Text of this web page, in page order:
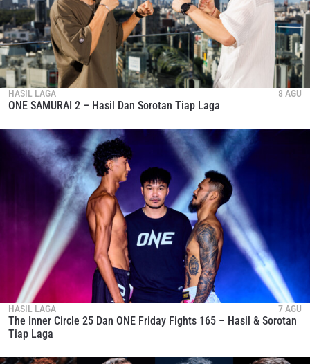
HASIL LAGA 8 AGU
ONE SAMURAI 2 – Hasil Dan Sorotan Tiap Laga
HASIL LAGA 7 AGU
The Inner Circle 25 Dan ONE Friday Fights 165 – Hasil & Sorotan
Tiap Laga